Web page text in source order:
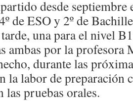
desde septiembre
de ESO y 2º de
una para el nivel
ambas por la profesora
durante las
la labor de preparación
las pruebas orales.